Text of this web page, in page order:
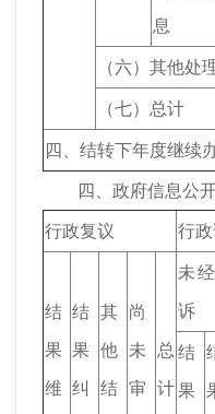
息
（六）其他处
（七）总计
四、结转下年度继续
四、政府信息公开
行政复议
行
结
果
维
结
果
纠
其
他
结
尚
未
审
总
计
未
诉
结
果